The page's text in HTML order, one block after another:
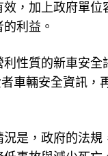
，加上政府單
利益。
性質的新車安全
車輛安全資訊
是，政府的法